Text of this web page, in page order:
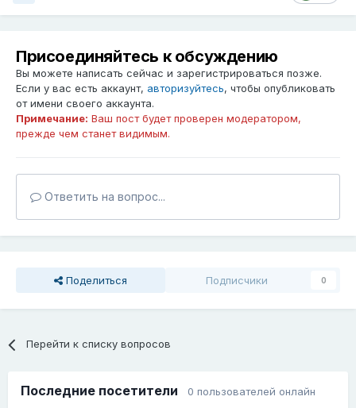
Присоединяйтесь к обсуждению
Вы можете написать сейчас и зарегистрироваться позже.
Если у вас есть аккаунт, авторизуйтесь, чтобы опубликовать
от имени своего аккаунта.
Примечание: Ваш пост будет проверен модератором,
прежде чем станет видимым.
Ответить на вопрос...
Поделиться Подписчики 0
Перейти к списку вопросов
Последние посетители 0 пользователей онлайн